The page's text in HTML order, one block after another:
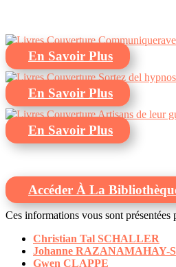
En Savoir Plus
En Savoir Plus
En Savoir Plus
Accéder À La
Ces informations vous sont présentées
Christian Tal SCHALLER
Johanne RAZANAMAHAY-
Gwen CLAPPE